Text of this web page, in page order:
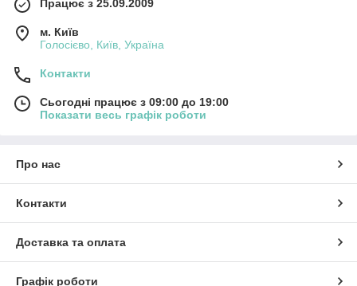
Працює з 25.09.2009
м. Київ
Голосієво, Київ, Україна
Контакти
Сьогодні працює з 09:00 до 19:00
Показати весь графік роботи
Про нас
Контакти
Доставка та оплата
Графік роботи